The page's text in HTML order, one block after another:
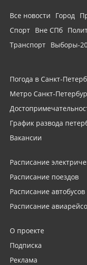
Все новости Город
Спорт Вне СПб
Транспорт Выборы-
Погода в Санкт-
Метро Санкт-
График развода
Вакансии
Расписание
Расписание поездов
Расписание автобусов
Расписание
О проекте
Подписка
Реклама